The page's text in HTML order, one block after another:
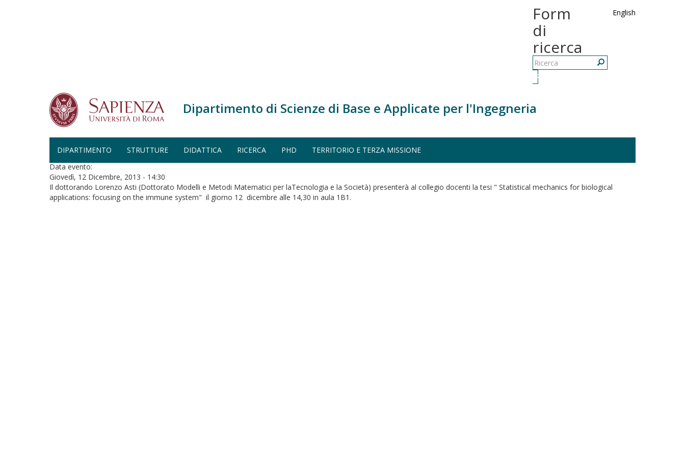
Salta al contenuto principale
English
Form
di
ricerca
Ricerca
Dipartimento di Scienze di Base e Applicate per l'Ingegneria
DIPARTIMENTO STRUTTURE DIDATTICA RICERCA PHD TERRITORIO E TERZA MISSIONE
Home
SEMINARIO
Data evento:
Giovedì, 12 Dicembre, 2013 - 14:30
Il dottorando Lorenzo Asti (Dottorato Modelli e Metodi Matematici per laTecnologia e la Società) presenterà al collegio docenti la tesi " Statistical mechanics for biological
applications: focusing on the immune system" il giorno 12 dicembre alle 14,30 in aula 1B1.